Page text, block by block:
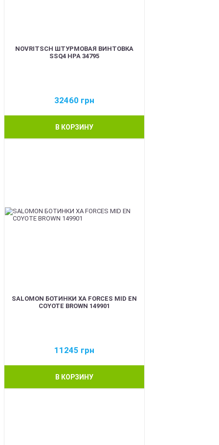
NOVRITSCH ШТУРМОВАЯ ВИНТОВКА
SSQ4 HPA 34795
32460 грн
В КОРЗИНУ
SALOMON БОТИНКИ XA FORCES MID EN
COYOTE BROWN 149901
11245 грн
В КОРЗИНУ